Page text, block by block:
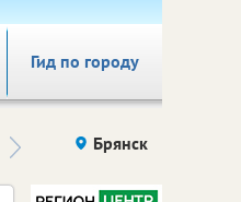
Гид по городу
Происшествия Здоровье
Брянск